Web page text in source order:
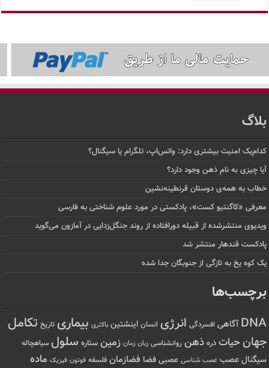
بلاگ
کدام‌یک امنیت بیشتری دارد: واتس‌اپ، تلگرام یا سیگنال؟
آیا چیزی به نام ذهن وجود دارد؟
خطاب به همه‌ی دوستان قرنطینه‌نشین
معرفی «کاگنتیو کست»، پادکستی در مورد علوم شناختی به فارسی
ویدیوی منتشرشده از قبیله دورافتاده‌ از روند جنگل‌زدایی در آمازون می‌گوید
پادکست قندهار منتشر شد
یک کوه یخ به تازگی از جنوبگان جدا شده
برچسب‌ها
DNA آگاهی افسردگی انرژی انسان اینشتین باکتری بیماری تاریخ تکامل
جهانحیات ذره ذهن روانشناسی زبان زمان زمین ستاره سلول سیاهچاله
سیگنال عصب عصب شناسی عصبی فضا فضازمان فلسفه فوتون فیزیک ماده